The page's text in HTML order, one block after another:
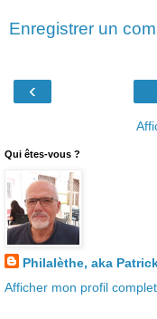
Enregistrer un
‹
Qui êtes-vous ?
Philalèthe, aka
Afficher mon profil complet